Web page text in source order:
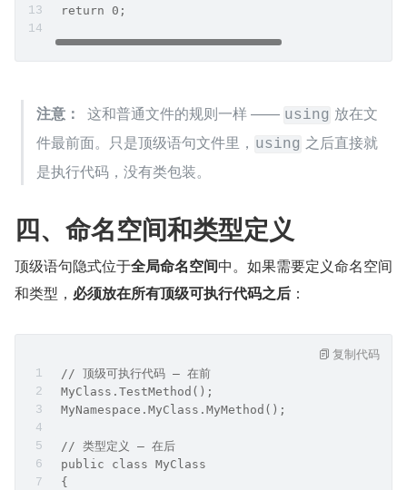
return 0;
注意：
  这和普通文件的规则一样 ——
using ​ 放在文
件最前面。只是顶级语句文件里， using 之后直接就
是执行代码，没有类包装。
四、命名空间和类型定义
顶级语句隐式位于全局命名空间中。如果需要定义命名空间
和类型， 必须放在所有顶级可执行代码之后 ：
// 顶级可执行代码 — 在前
MyClass.TestMethod();
MyNamespace.MyClass.MyMethod();
// 类型定义 — 在后
public class MyClass
{
复制代码